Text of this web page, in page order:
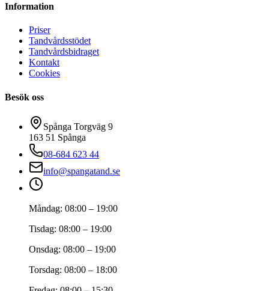
Information
Priser
Tandvårdsstödet
Tandvårdsbidraget
Kontakt
Cookies
Besök oss
Spånga Torgväg 9
163 51 Spånga
08-684 623 44
info@spangatand.se
Måndag: 08:00 – 19:00
Tisdag: 08:00 – 19:00
Onsdag: 08:00 – 19:00
Torsdag: 08:00 – 18:00